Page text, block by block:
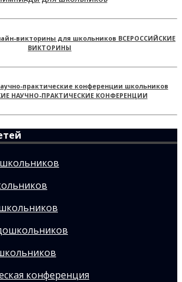
ВСЕРОССИЙСКИЕ
ВИКТОРИНЫ
НАУЧНО-ПРАКТИЧЕСКИЕ КОНФЕРЕНЦИИ
конференция